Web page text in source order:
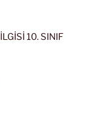
10. SINIF